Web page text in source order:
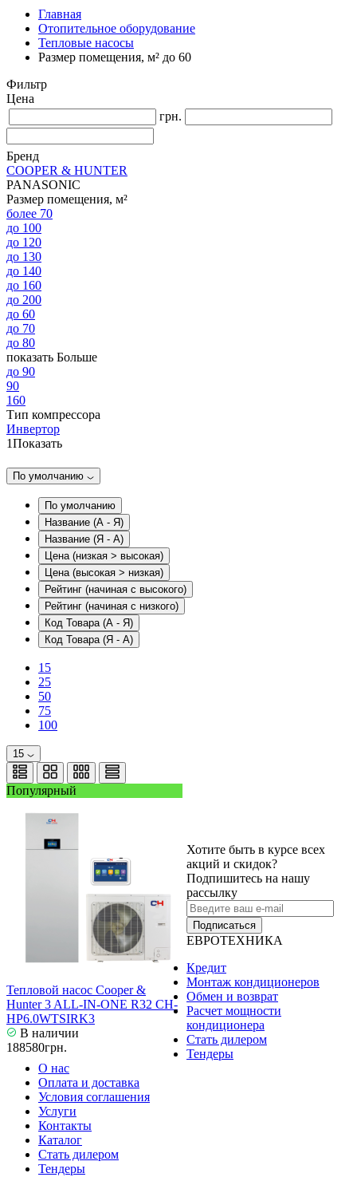
Главная
Отопительное оборудование
Тепловые насосы
Размер помещения, м² до 60
Фильтр
Цена
грн.
Бренд
COOPER & HUNTER
PANASONIC
Размер помещения, м²
более 70
до 100
до 120
до 130
до 140
до 160
до 200
до 60
до 70
до 80
показать Больше
до 90
90
160
Тип компрессора
Инвертор
1Показать
По умолчанию
По умолчанию
Название (А - Я)
Название (Я - А)
Цена (низкая > высокая)
Цена (высокая > низкая)
Рейтинг (начиная с высокого)
Рейтинг (начиная с низкого)
Код Товара (А - Я)
Код Товара (Я - А)
15
25
50
75
100
15
Популярный
Тепловой насос Cooper &
Hunter 3 ALL-IN-ONE R32 CH-
HP6.0WTSIRK3
В наличии
188580грн.
Хотите быть в курсе всех
акций и скидок?
Подпишитесь на нашу
рассылку
Подписаться
ЕВРОТЕХНИКА
Кредит
Монтаж кондиционеров
Обмен и возврат
Расчет мощности
кондиционера
Стать дилером
Тендеры
О нас
Оплата и доставка
Условия соглашения
Услуги
Контакты
Каталог
Стать дилером
Тендеры